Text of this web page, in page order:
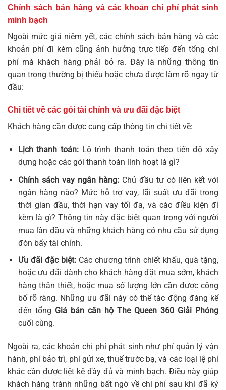
Chính sách bán hàng và các khoản chi phí phát sinh
minh bạch
Ngoài mức giá niêm yết, các chính sách bán hàng và các
khoản phí đi kèm cũng ảnh hưởng trực tiếp đến tổng chi
phí mà khách hàng phải bỏ ra. Đây là những thông tin
quan trọng thường bị thiếu hoặc chưa được làm rõ ngay từ
đầu:
Chi tiết về các gói tài chính và ưu đãi đặc biệt
Khách hàng cần được cung cấp thông tin chi tiết về:
Lịch thanh toán: Lộ trình thanh toán theo tiến độ xây
dựng hoặc các gói thanh toán linh hoạt là gì?
Chính sách vay ngân hàng:Chủ đầu tư có liên kết với
ngân hàng nào? Mức hỗ trợ vay, lãi suất ưu đãi trong
thời gian đầu, thời hạn vay tối đa, và các điều kiện đi
kèm là gì? Thông tin này đặc biệt quan trọng với người
mua lần đầu và những khách hàng có nhu cầu sử dụng
đòn bẩy tài chính.
Ưu đãi đặc biệt:Các chương trình chiết khấu, quà tặng,
hoặc ưu đãi dành cho khách hàng đặt mua sớm, khách
hàng thân thiết, hoặc mua số lượng lớn cần được công
bố rõ ràng. Những ưu đãi này có thể tác động đáng kể
đến tổng Giá bán căn hộ The Queen 360 Giải Phóng
cuối cùng.
Ngoài ra, các khoản chi phí phát sinh như phí quản lý vận
hành, phí bảo trì, phí gửi xe, thuế trước bạ, và các loại lệ phí
khác cần được liệt kê đầy đủ và minh bạch. Điều này giúp
khách hàng tránh những bất ngờ về chi phí sau khi đã ký